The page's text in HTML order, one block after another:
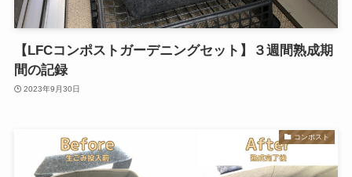
【LFCコンポストガーデニングセット】３週間熟成期
間の記録
2023年9月30日
コンポスト